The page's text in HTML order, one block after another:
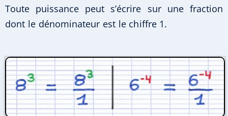
Toute puissance peut s’écrire sur une fraction
dont le dénominateur est le chiffre 1.